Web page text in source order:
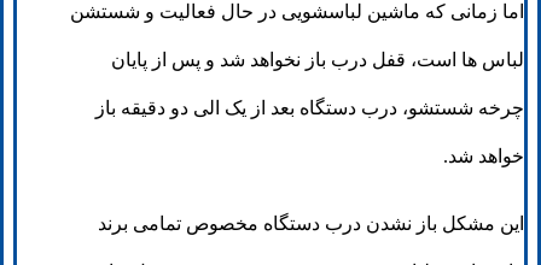
اما زمانی که ماشین لباسشویی در حال فعالیت و شستشن
لباس ها است، قفل درب باز نخواهد شد و پس از پایان
چرخه شستشو، درب دستگاه بعد از یک الی دو دقیقه باز
خواهد شد.
این مشکل باز نشدن درب دستگاه مخصوص تمامی برند